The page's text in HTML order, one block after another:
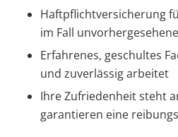
Haftpflichtversicherung
im Fall
Erfahrenes, geschultes
und zuverlässig arbeitet
Ihre Zufriedenheit steht
garantieren eine